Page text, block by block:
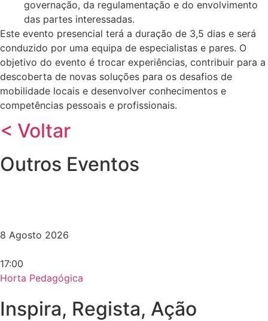
governação, da regulamentação e do envolvimento
das partes interessadas.
Este evento presencial terá a duração de 3,5 dias e será
conduzido por uma equipa de especialistas e pares. O
objetivo do evento é trocar experiências, contribuir para a
descoberta de novas soluções para os desafios de
mobilidade locais e desenvolver conhecimentos e
competências pessoais e profissionais.
< Voltar
Outros Eventos
8 Agosto 2026
17:00
Horta Pedagógica
Inspira, Regista, Ação